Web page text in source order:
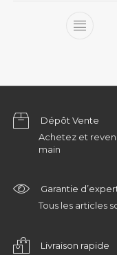
Dépôt Vente
Achetez et
main
Garantie
Tous les articles
Livraison rapide